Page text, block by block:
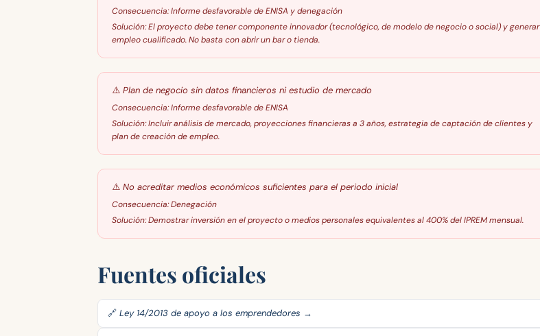
Consecuencia:Informe desfavorable de ENISA y denegación
Solución:El proyecto debe tener componente innovador (tecnológico, de modelo de negocio o social) y generar
empleo cualificado. No basta con abrir un bar o tienda.
⚠️ Plan de negocio sin datos financieros ni estudio de mercado
Consecuencia:Informe desfavorable de ENISA
Solución:Incluir análisis de mercado, proyecciones financieras a 3 años, estrategia de captación de clientes y
plan de creación de empleo.
⚠️ No acreditar medios económicos suficientes para el periodo inicial
Consecuencia:Denegación
Solución:Demostrar inversión en el proyecto o medios personales equivalentes al 400% del IPREM mensual.
Fuentes oficiales
🔗 Ley 14/2013 de apoyo a los emprendedores →